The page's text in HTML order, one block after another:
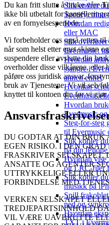
Slik endrer
Spotify:
Hvordan
eller MAC
Slik
Evermusic:
Hvordan
sjangre i
annen enhet
Hvordan
Evermusic
Hvordan
Evermusic
Steg-for-steg
til Evermusic
Slik kobler
på din
Hvordan vise
og LRC-filer
Slik kobler
musikk på
Spill
ned og
Hvordan
TXT i
Du kan fritt slutte å bruke våre
ikke bli utbetalt for
av en fornyelsesperiode.
Vi forbeholder oss også retten til
når som helst etter eget skjønn
suspendere eller avslutte din
overholder disse vilkårene, eller
påføre oss juridisk ansvar,
bruk av Tjenestene. Vi vil
knyttet til kontoen din før vi gjør
DU GODTAR AT DIN BRUK
EGEN RISIKO. I DEN
FRASKRIVER SELSKAPET,
ANSATTE OG AGENTER
UTTRYKKELIGE ELLER
FORBINDELSE MED
VERKEN SELSKAPET
TREDJEPARTSINNHOLD
VIL VÆRE UAVBRUTTE